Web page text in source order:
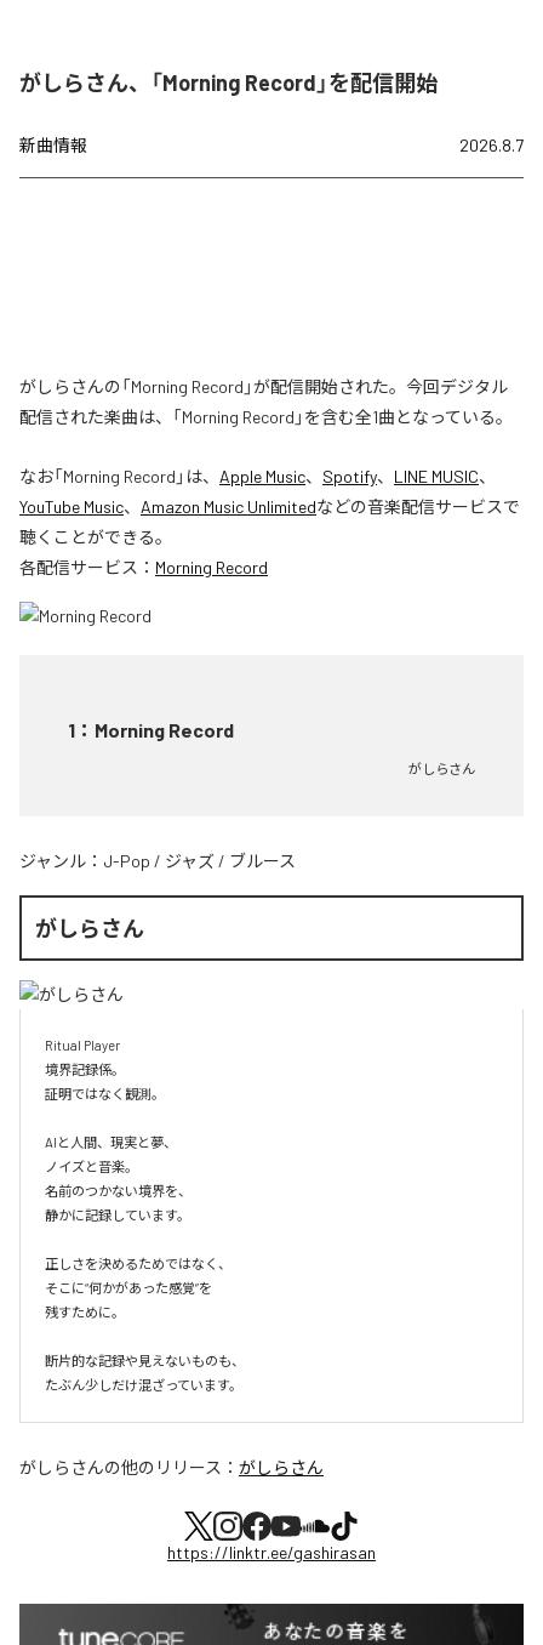
がしらさん、「Morning Record」を配信開始
新曲情報 2026.8.7
がしらさんの「Morning Record」が配信開始された。今回デジタル
配信された楽曲は、「Morning Record」を含む全1曲となっている。
なお「Morning Record 」は、 Apple Music、 Spotify、 LINE MUSIC、
YouTube Music、 Amazon Music Unlimitedなどの音楽配信サービスで
聴くことができる。
各配信サービス： Morning Record
1 ： Morning Record
がしらさん
ジャンル： J-Pop / ジャズ / ブルース
がしらさん
Ritual Player
境界記録係。
証明ではなく観測。
AIと人間、現実と夢、
ノイズと音楽。
名前のつかない境界を、
静かに記録しています。
正しさを決めるためではなく、
そこに“何かがあった感覚”を
残すために。
断片的な記録や見えないものも、
たぶん少しだけ混ざっています。
がしらさんの他のリリース： がしらさん
https://linktr.ee/gashirasan